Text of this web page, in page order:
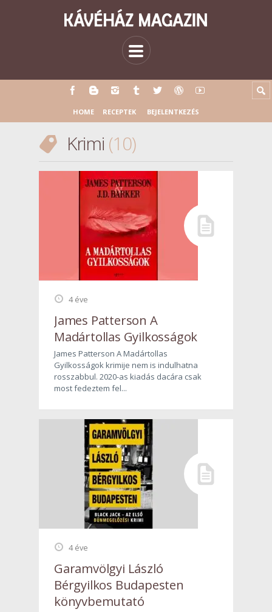
HOME RECEPTEK BEJELENTKEZÉS
Krimi 10
4 éve
James Patterson A
Madártollas Gyilkosságok
James Patterson A Madártollas
Gyilkosságok krimije nem is indulhatna
rosszabbul. 2020-as kiadás dacára csak
most fedeztem fel...
4 éve
Garamvölgyi László
Bérgyilkos Budapesten
könyvbemutató